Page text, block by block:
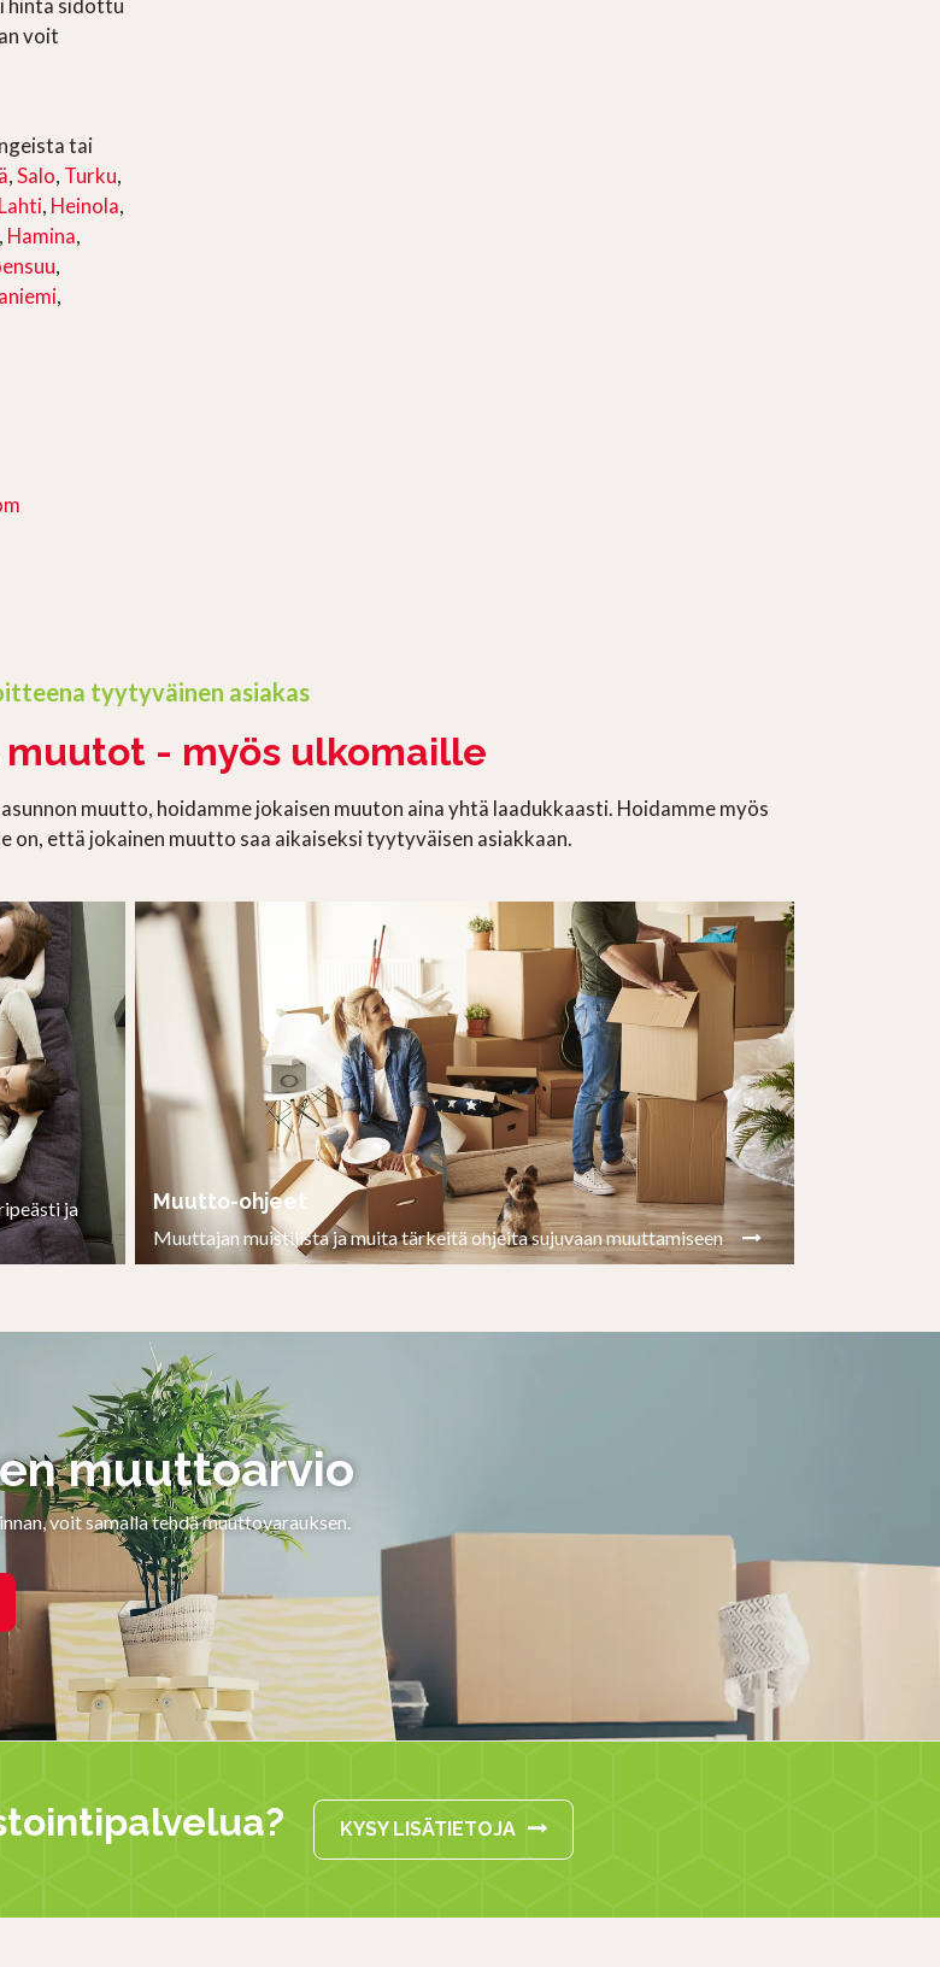
hinta sidottu
voit
tai
,Salo, Turku,
Lahti, Heinola,
, Hamina,
,
,
tyytyväinen asiakas
- myös ulkomaille
muutto, hoidamme jokaisen muuton aina yhtä laadukkaasti. Hoidamme myös
on, että jokainen muutto saa aikaiseksi tyytyväisen asiakkaan.
ja
Muutto-ohjeet
Muuttajan muistilista ja muita tärkeitä ohjeita sujuvaan muuttamiseen
muuttoarvio
voit samalla tehdä muuttovarauksen.
KYSY LISÄTIETOJA